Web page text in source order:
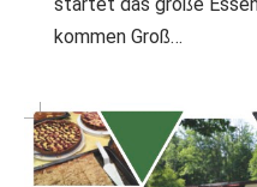
startet das große
kommen Groß…